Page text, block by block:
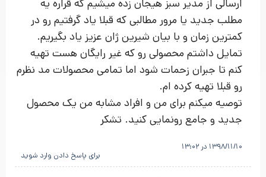
ارسالی از مدیر سبز هیجان زده میشیم که قراره یه
مطلب جدید یا مرور مطالبی که قبلا یاد گرفتیم رو در
کمترین زمان و با بیان شیرین ژان عزیز یاد بگیریم.
تمایل داشتم محصولی رو که غیر رایگان هست تهیه
کنم تا جبران زحمات شود اما تمامی محصولات مد نظرم
رو قبلا تهیه کرده ام.
توصیه میکنم برای من و افراد مشابه من یک محصول
جدید و جامع رونمایی کنید. تشکر
1398/11/10 در 13:02
برای پاسخ دادن وارد شوید